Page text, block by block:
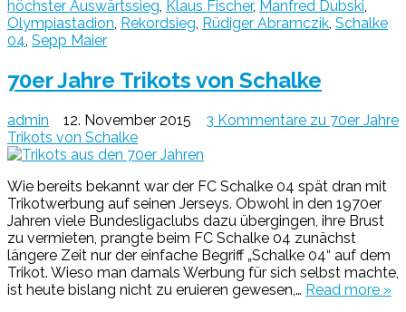
höchster Auswärtssieg, Klaus Fischer, Manfred Dubski,
Olympiastadion, Rekordsieg, Rüdiger Abramczik, Schalke
04, Sepp Maier
70er Jahre Trikots von Schalke
admin 12. November 2015 3 Kommentare zu 70er Jahre
Trikots von Schalke
Wie bereits bekannt war der FC Schalke 04 spät dran mit
Trikotwerbung auf seinen Jerseys. Obwohl in den 1970er
Jahren viele Bundesligaclubs dazu übergingen, ihre Brust
zu vermieten, prangte beim FC Schalke 04 zunächst
längere Zeit nur der einfache Begriff „Schalke 04“ auf dem
Trikot. Wieso man damals Werbung für sich selbst machte,
ist heute bislang nicht zu eruieren gewesen,… Read more »